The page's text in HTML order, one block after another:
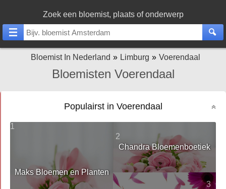
Zoek een bloemist, plaats of onderwerp
Bloemist In Nederland Limburg Voerendaal
Bloemisten Voerendaal
Populairst in Voerendaal
1
Maks Bloemen en Planten
2
Chandra Bloemenboetiek
3